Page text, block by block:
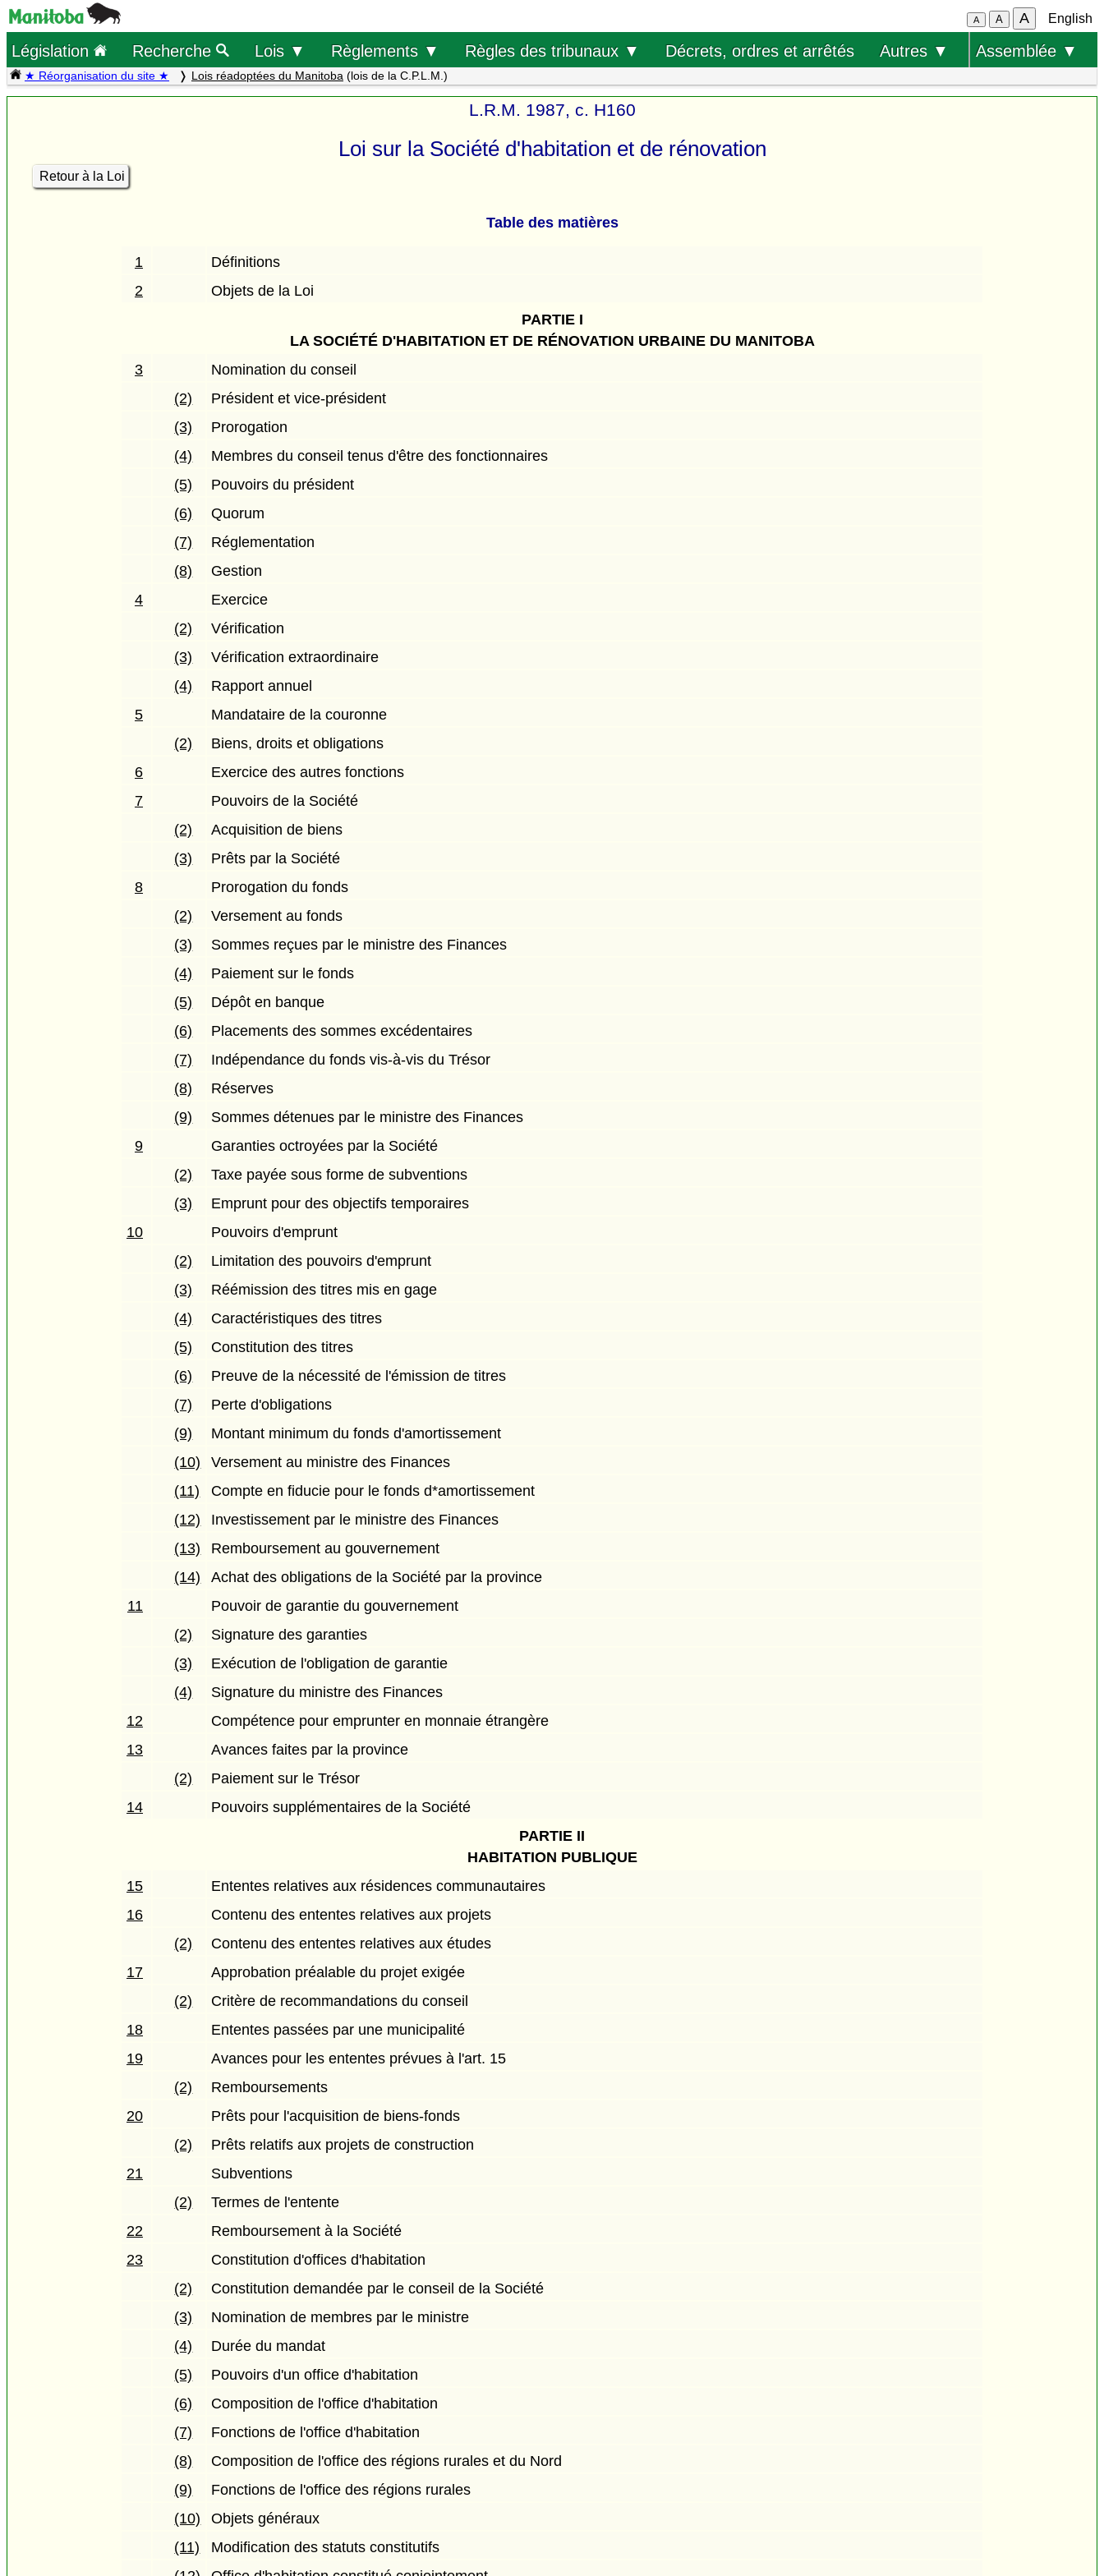
A A A English
Législation Recherche Lois ▼ Règlements ▼ Règles des tribunaux ▼ Décrets, ordres et arrêtés Autres ▼ Assemblée ▼
★ Réorganisation du site ★ Lois réadoptées du Manitoba (lois de la C.P.L.M.)
L.R.M. 1987, c. H160
Loi sur la Société d'habitation et de rénovation
Retour à la Loi
Table des matières
1
Définitions
2
Objets de la Loi
PARTIE I
LA SOCIÉTÉ D'HABITATION ET DE RÉNOVATION URBAINE DU MANITOBA
3
Nomination du conseil
(2)
Président et vice-président
(3)
Prorogation
(4)
Membres du conseil tenus d'être des fonctionnaires
(5)
Pouvoirs du président
(6)
Quorum
(7)
Réglementation
(8)
Gestion
4
Exercice
(2)
Vérification
(3)
Vérification extraordinaire
(4)
Rapport annuel
5
Mandataire de la couronne
(2)
Biens, droits et obligations
6
Exercice des autres fonctions
7
Pouvoirs de la Société
(2)
Acquisition de biens
(3)
Prêts par la Société
8
Prorogation du fonds
(2)
Versement au fonds
(3)
Sommes reçues par le ministre des Finances
(4)
Paiement sur le fonds
(5)
Dépôt en banque
(6)
Placements des sommes excédentaires
(7)
Indépendance du fonds vis-à-vis du Trésor
(8)
Réserves
(9)
Sommes détenues par le ministre des Finances
9
Garanties octroyées par la Société
(2)
Taxe payée sous forme de subventions
(3)
Emprunt pour des objectifs temporaires
10
Pouvoirs d'emprunt
(2)
Limitation des pouvoirs d'emprunt
(3)
Réémission des titres mis en gage
(4)
Caractéristiques des titres
(5)
Constitution des titres
(6)
Preuve de la nécessité de l'émission de titres
(7)
Perte d'obligations
(9)
Montant minimum du fonds d'amortissement
(10)
Versement au ministre des Finances
(11)
Compte en fiducie pour le fonds d*amortissement
(12)
Investissement par le ministre des Finances
(13)
Remboursement au gouvernement
(14)
Achat des obligations de la Société par la province
11
Pouvoir de garantie du gouvernement
(2)
Signature des garanties
(3)
Exécution de l'obligation de garantie
(4)
Signature du ministre des Finances
12
Compétence pour emprunter en monnaie étrangère
13
Avances faites par la province
(2)
Paiement sur le Trésor
14
Pouvoirs supplémentaires de la Société
PARTIE II
HABITATION PUBLIQUE
15
Ententes relatives aux résidences communautaires
16
Contenu des ententes relatives aux projets
(2)
Contenu des ententes relatives aux études
17
Approbation préalable du projet exigée
(2)
Critère de recommandations du conseil
18
Ententes passées par une municipalité
19
Avances pour les ententes prévues à l'art. 15
(2)
Remboursements
20
Prêts pour l'acquisition de biens-fonds
(2)
Prêts relatifs aux projets de construction
21
Subventions
(2)
Termes de l'entente
22
Remboursement à la Société
23
Constitution d'offices d'habitation
(2)
Constitution demandée par le conseil de la Société
(3)
Nomination de membres par le ministre
(4)
Durée du mandat
(5)
Pouvoirs d'un office d'habitation
(6)
Composition de l'office d'habitation
(7)
Fonctions de l'office d'habitation
(8)
Composition de l'office des régions rurales et du Nord
(9)
Fonctions de l'office des régions rurales
(10)
Objets généraux
(11)
Modification des statuts constitutifs